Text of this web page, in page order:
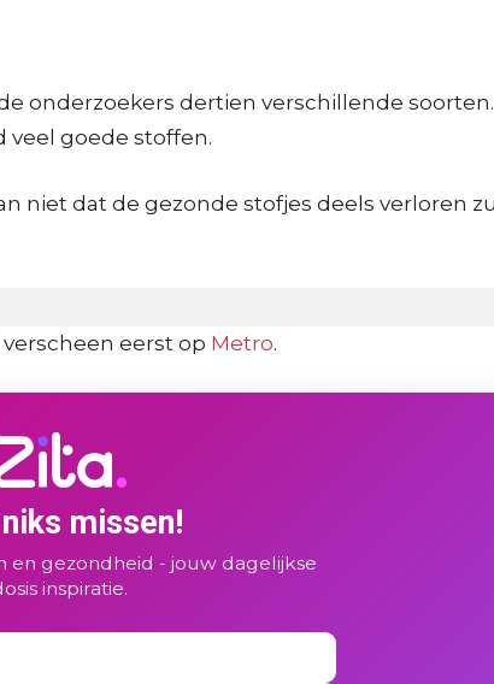
onderzoekers dertien verschillende
veel goede stoffen.
niet dat de gezonde stofjes deels verloren
verscheen eerst op Metro.
missen!
en gezondheid - jouw dagelijkse
inspiratie.